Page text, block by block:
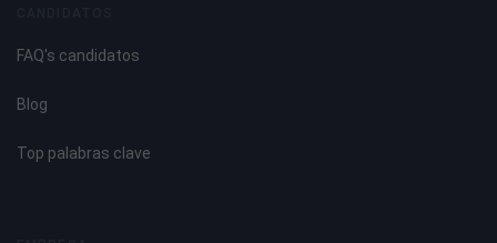
FAQ's candidatos
Blog
Top palabras clave